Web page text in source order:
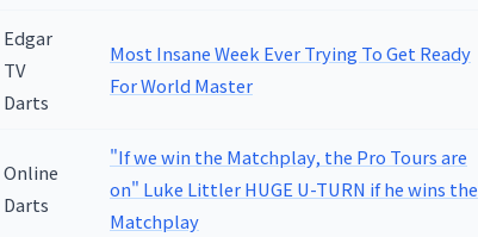
Edgar
TV
Darts
Most Insane Week Ever Trying To Get Ready
For World Master
Online
Darts
"If we win the Matchplay, the Pro Tours are
on" Luke Littler HUGE U-TURN if he wins the
Matchplay